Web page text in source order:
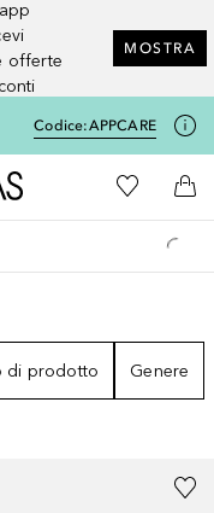
offerte
MOSTRA
Codice:APPCARE
A Douglas HomeAlla Mia
Al
di prodotto Genere